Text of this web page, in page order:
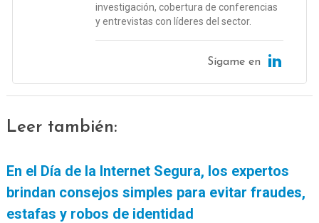
investigación, cobertura de conferencias
y entrevistas con líderes del sector.
Sígame en
Leer también:
En el Día de la Internet Segura, los expertos
brindan consejos simples para evitar fraudes,
estafas y robos de identidad